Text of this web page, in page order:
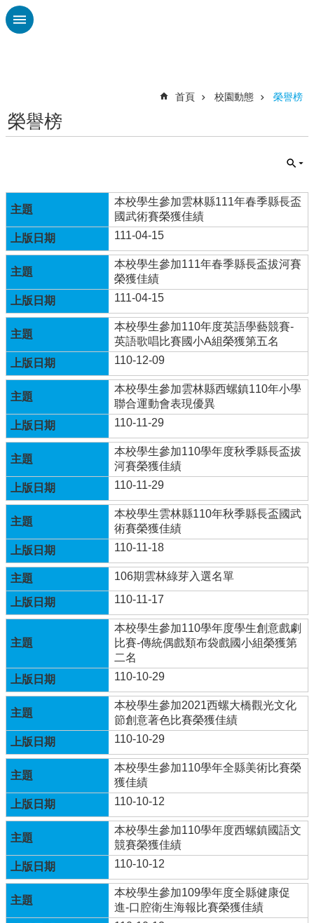
跳到主要內容區塊
認
刊
專
欄
校
動
態
行
政
處
室
程
專
區
校
務
化
學
校
相
關
網
學
校
相
關
辦
規
定
縣
府
訪
視
區
English
Version
課
程
首頁 校園動態 榮譽榜
榮譽榜
本校學生參加雲林縣111年春季縣長盃
國武術賽榮獲佳績
111-04-15
本校學生參加111年春季縣長盃拔河賽
榮獲佳績
111-04-15
本校學生參加110年度英語學藝競賽-
英語歌唱比賽國小A組榮獲第五名
110-12-09
本校學生參加雲林縣西螺鎮110年小學
聯合運動會表現優異
110-11-29
本校學生參加110學年度秋季縣長盃拔
河賽榮獲佳績
110-11-29
本校學生雲林縣110年秋季縣長盃國武
術賽榮獲佳績
110-11-18
106期雲林綠芽入選名單
110-11-17
本校學生參加110學年度學生創意戲劇
比賽-傳統偶戲類布袋戲國小組榮獲第
二名
110-10-29
本校學生參加2021西螺大橋觀光文化
節創意著色比賽榮獲佳績
110-10-29
本校學生參加110學年全縣美術比賽榮
獲佳績
110-10-12
本校學生參加110學年度西螺鎮國語文
競賽榮獲佳績
110-10-12
本校學生參加109學年度全縣健康促
進-口腔衛生海報比賽榮獲佳績